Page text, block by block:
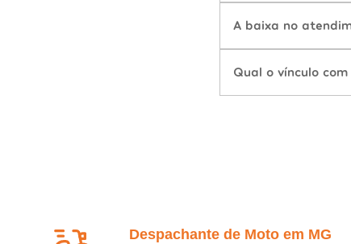
A baixa no
Qual o vínculo
Despachante de Moto em MG